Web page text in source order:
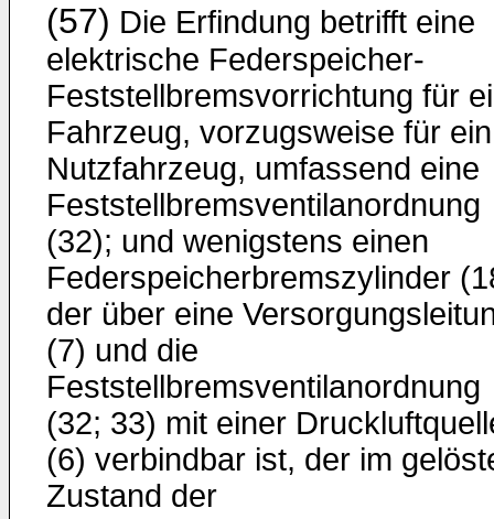
(57) Die Erfindung betrifft eine
elektrische Federspeicher-
Feststellbremsvorrichtung für
Fahrzeug, vorzugsweise für ein
Nutzfahrzeug, umfassend eine
Feststellbremsventilanordnung
(32); und wenigstens einen
Federspeicherbremszylinder
der über eine
(7) und die
Feststellbremsventilanordnung
(32; 33) mit einer
(6) verbindbar ist, der im
Zustand der